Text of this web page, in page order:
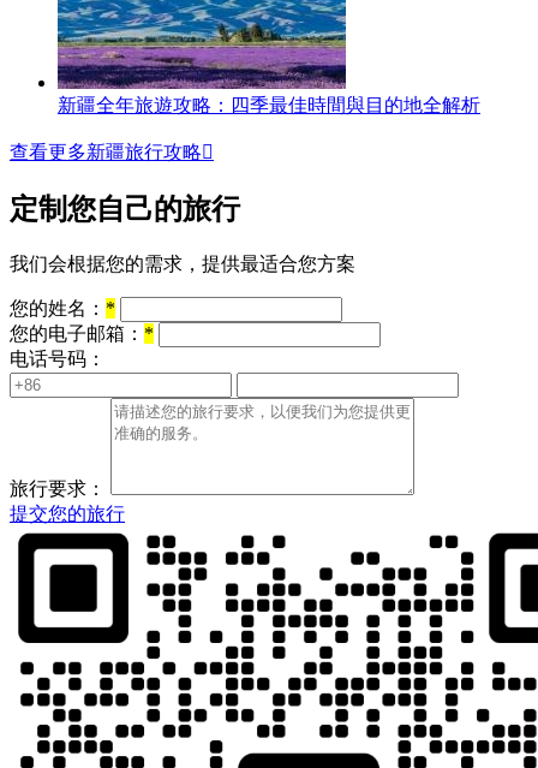
新疆全年旅遊攻略：四季最佳時間與目的地全解析
查看更多新疆旅行攻略
定制您自己的旅行
我们会根据您的需求，提供最适合您方案
您的姓名： *
您的电子邮箱： *
电话号码：
旅行要求：
提交您的旅行